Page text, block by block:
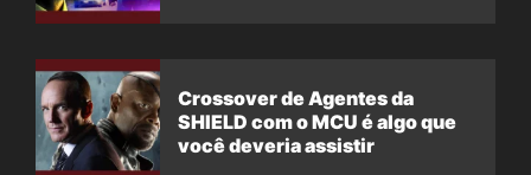
Crossover de Agentes da
SHIELD com o MCU é algo que
você deveria assistir